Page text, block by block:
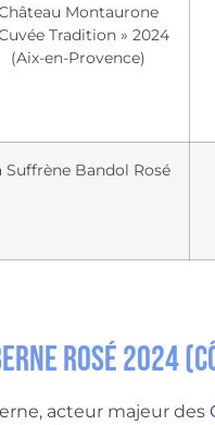
Montaurone
Tradition » 2024
(Aix-en-Provence)
Suffrène Bandol Rosé
Rosé 2024
acteur majeur des